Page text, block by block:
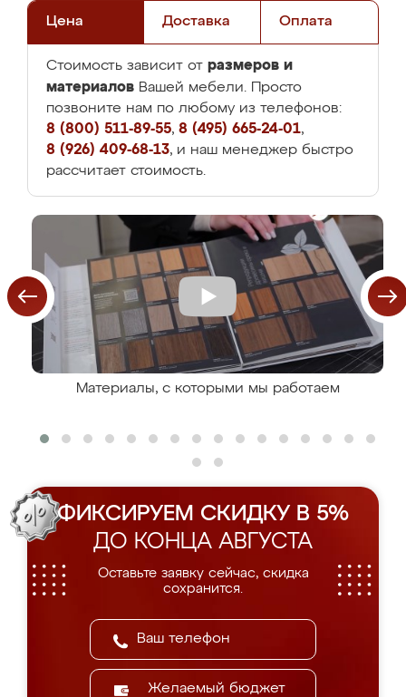
Цена Доставка Оплата
Стоимость зависит от размеров и
материалов Вашей мебели. Просто
позвоните нам по любому из телефонов:
8 (800) 511-89-55, 8 (495) 665-24-01,
8 (926) 409-68-13, и наш менеджер быстро
рассчитает стоимость.
Материалы, с которыми мы работаем
ФИКСИРУЕМ СКИДКУ В 5%
ДО КОНЦА АВГУСТА
Оставьте заявку сейчас, скидка
сохранится.
Желаемый бюджет